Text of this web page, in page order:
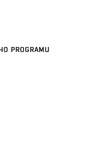
PROGRAMU